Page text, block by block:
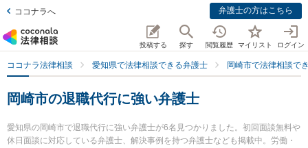
ココナラへ 弁護士の方はこちら
投稿する 探す 閲覧履歴 マイリスト ログイン
ココナラ法律相談 愛知県で法律相談できる弁護士 岡崎市で法律相談で
岡崎市の退職代行に強い弁護士
愛知県の岡崎市で退職代行に強い弁護士が6名見つかりました。初回面談無料や
休日面談に対応している弁護士、解決事例を持つ弁護士なども掲載中。労働・